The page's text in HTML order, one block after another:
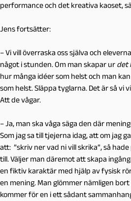
performance och det kreativa kaoset,
Jens fortsätter:
– Vi vill överraska oss själva och
något i stunden. Om man skapar ur det
hur många idéer som helst och man
som helst. Släppa tyglarna. Det är så vi
Att de vågar.
– Ja, man ska våga säga den där
Som jag sa till tjejerna idag, att om jag
att: ”skriv ner vad ni vill skrika”, så
till. Väljer man däremot att skapa
en fiktiv karaktär med hjälp av fysisk
en mening. Man glömmer nämligen
kommer för en i ett sådant